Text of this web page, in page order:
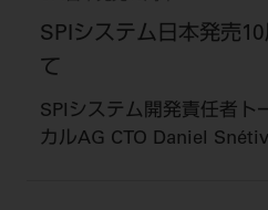
SPIシステム日本発売
て
SPIシステム開発責任者ト
カルAG CTO Daniel